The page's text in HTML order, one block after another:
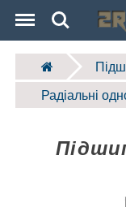
Search
Радіальні